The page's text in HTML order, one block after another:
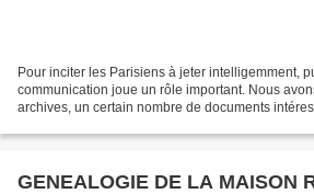
Pour inciter les Parisiens à jeter intelligemment,
communication joue un rôle important. Nous
archives, un certain nombre de documents
GENEALOGIE DE LA MAISON